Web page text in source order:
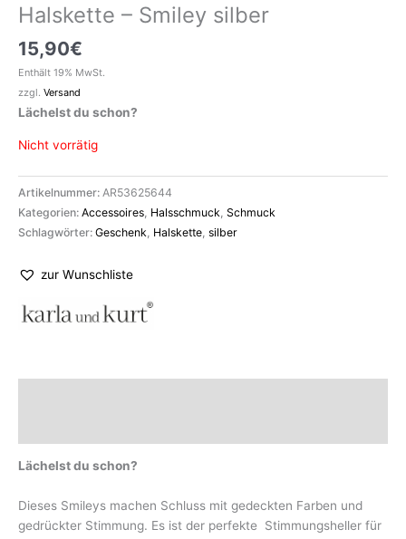
Halskette – Smiley silber
15,90€
Enthält 19% MwSt.
zzgl. Versand
Lächelst du schon?
Nicht vorrätig
Artikelnummer: AR53625644
Kategorien: Accessoires Halsschmuck Schmuck
Schlagwörter: Geschenk Halskette silber
zur Wunschliste
Lächelst du schon?
Dieses Smileys machen Schluss mit gedeckten Farben und
gedrückter Stimmung. Es ist der perfekte Stimmungsheller für